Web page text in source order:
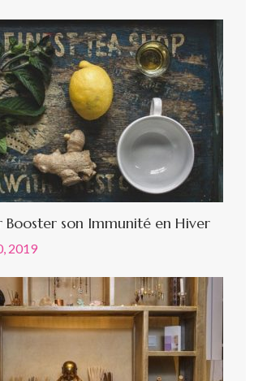
Booster son Immunité en Hiver
2019